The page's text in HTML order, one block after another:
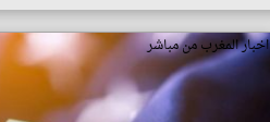
اخبار المغرب من مباشر